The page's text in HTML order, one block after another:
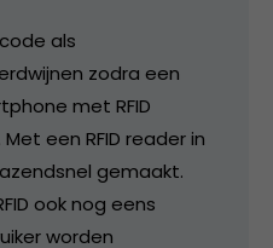
als
zodra een
met RFID
een RFID reader in
gemaakt.
ook nog eens
worden